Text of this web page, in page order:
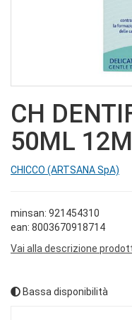
CH
50ML
CHICCO (ARTSANA SpA)
minsan: 921454310
ean: 8003670918714
Vai alla descrizione
Bassa disponibilità